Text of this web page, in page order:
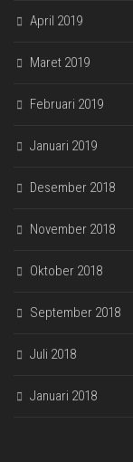
April 2019
Maret 2019
Februari 2019
Januari 2019
Desember 2018
November 2018
Oktober 2018
September 2018
Juli 2018
Januari 2018